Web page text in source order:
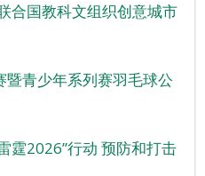
合国教科文组织创意城市
暨青少年系列赛羽毛球公
霆2026”行动 预防和打击